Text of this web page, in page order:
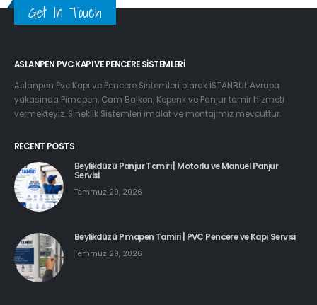
Get In Touch
ASLANPEN PVC KAPI VE PENCERE SISTEMLERI
Aslanpen Pvc Kapı ve Pencere Sistemleri olarak İSTANBUL Avrupa
yakasında Pimapen, Cam Balkon, Kepenk ve Panjur tamir hizmeti
vermekteyiz. Sineklik Sistemleri imalat ve montajımız mevcuttur.
RECENT POSTS
Beylikdüzü Panjur Tamiri | Motorlu ve Manuel Panjur
Servisi
Temmuz 29, 2026
Beylikdüzü Pimapen Tamiri | PVC Pencere ve Kapı Servisi
Temmuz 29, 2026